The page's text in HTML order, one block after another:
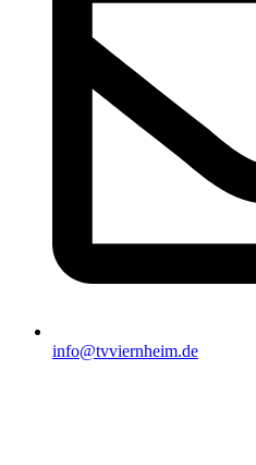
info@tvviernheim.de